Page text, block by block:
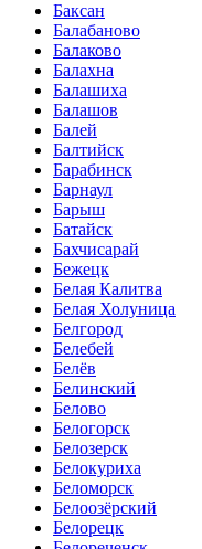
Баксан
Балабаново
Балаково
Балахна
Балашиха
Балашов
Балей
Балтийск
Барабинск
Барнаул
Барыш
Батайск
Бахчисарай
Бежецк
Белая Калитва
Белая Холуница
Белгород
Белебей
Белёв
Белинский
Белово
Белогорск
Белозерск
Белокуриха
Беломорск
Белоозёрский
Белорецк